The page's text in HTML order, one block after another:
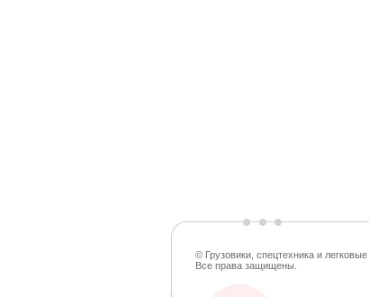
© Грузовики, спецтехника и
Все права защищены.